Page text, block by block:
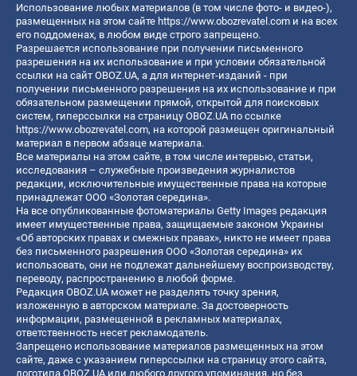
Использование любых материалов (в том числе фото- и видео-),
размещенных на этом сайте https://www.obozrevatel.com и на всех
его поддоменах, в любом виде строго запрещено.
Разрешается использование при получении письменного
разрешения на их использование и при условии обязательной
ссылки на сайт OBOZ.UA, а для интернет-изданий - при
получении письменного разрешения на их использование и при
обязательном размещении прямой, открытой для поисковых
систем, гиперссылки на страницу OBOZ.UA по ссылке
https://www.obozrevatel.com, на которой размещен оригинальный
материал в первом абзаце материала.
Все материалы на этом сайте, в том числе интервью, статьи,
исследования – служебные произведения журналистов
редакции, исключительные имущественные права на которые
принадлежат ООО «Золотая середина».
На все опубликованные фотоматериалы Getty Images редакция
имеет имущественные права, защищаемые законом Украины
«Об авторских правах и смежных правах», никто не имеет права
без письменного разрешения ООО «Золотая середина» их
использовать, они не подлежат дальнейшему воспроизводству,
переводу, распространению в любой форме.
Редакция OBOZ.UA может не разделять точку зрения,
изложенную в авторском материале. За достоверность
информации, размещенной в рекламных материалах,
ответственность несет рекламодатель.
Запрещено использование материалов размещенных на этом
сайте, даже с указанием гиперссылки на страницу этого сайта,
логотипа OBOZ.UA или любого другого упоминания, но без